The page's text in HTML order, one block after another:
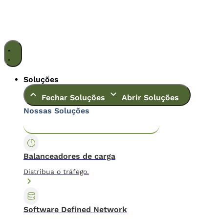
Soluções
Fechar Soluções
Abrir Soluções
Nossas Soluções
Balanceadores de carga
Distribua o tráfego.
Software Defined Network